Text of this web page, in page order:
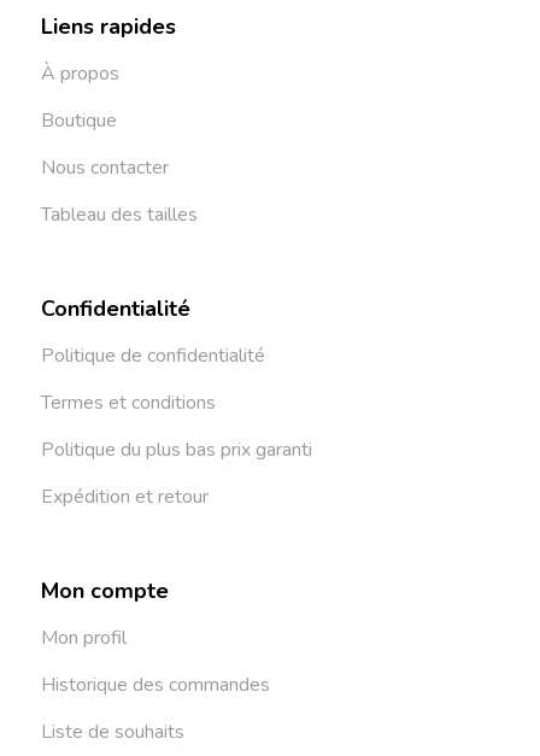
Liens rapides
À propos
Boutique
Nous contacter
Tableau des tailles
Confidentialité
Politique de confidentialité
Termes et conditions
Politique du plus bas prix garanti
Expédition et retour
Mon compte
Mon profil
Historique des commandes
Liste de souhaits